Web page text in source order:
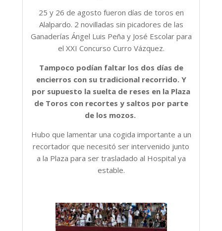
25 y 26 de agosto fueron días de toros en
Alalpardo. 2 novilladas sin picadores de las
Ganaderías Ángel Luis Peña y José Escolar para
el XXI Concurso Curro Vázquez.
Tampoco podían faltar los dos días de
encierros con su tradicional recorrido. Y
por supuesto la suelta de reses en la Plaza
de Toros con recortes y saltos por parte
de los mozos.
Hubo que lamentar una cogida importante a un
recortador que necesitó ser intervenido junto
a la Plaza para ser trasladado al Hospital ya
estable.